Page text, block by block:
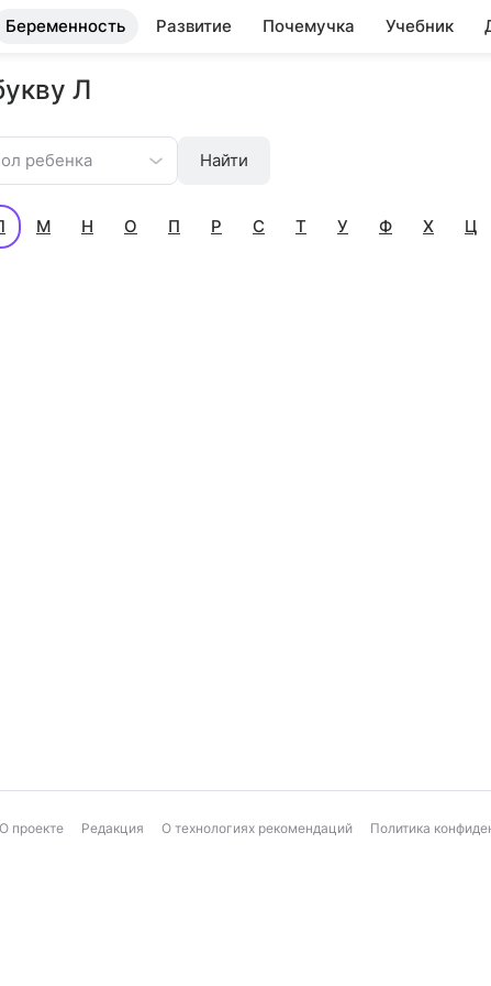
Беременность Развитие Почемучка Учебник
Л
ребенка Найти
М Н О П Р С Т У Ф Х Ц
О проекте Редакция О технологиях рекомендаций Политика